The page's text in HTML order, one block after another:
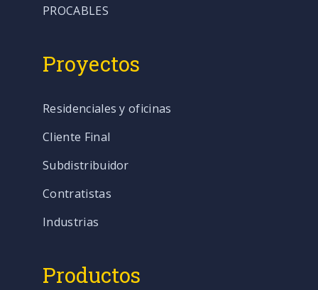
PROCABLES
Proyectos
Residenciales y oficinas
Cliente Final
Subdistribuidor
Contratistas
Industrias
Productos